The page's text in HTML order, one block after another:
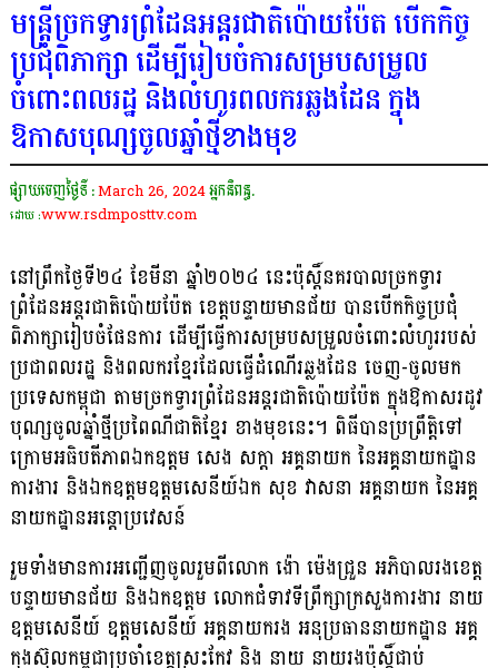
មន្រ្តីច្រកទ្វារព្រំដែនអន្តរជាតិប៉ោយប៉ែត បើកកិច្ច
ប្រជុំពិភាក្សា ដើម្បីរៀបចំការសម្របសម្រួល
ចំពោះពលរដ្ឋ និងលំហូរពលករឆ្លងដែន ក្នុង
ឱកាសបុណ្សចូលឆ្នាំថ្មីខាងមុខ
ផ្សាយចេញថ្ងៃទី :March 26, 2024អ្នកនិពន្ធ.
ដោយ :www.rsdmposttv.com
នៅព្រឹកថ្ងៃទី២៤ ខែមីនា ឆ្នាំ២០២៤ នេះប៉ុស្តិ៍នគរបាលច្រកទ្វារ
ព្រំដែនអន្តរជាតិប៉ោយប៉ែត ខេត្តបន្ទាយមានជ័យ បានបើកកិច្ចប្រជុំ
ពិភាក្សារៀបចំផែនការ ដើម្បីធ្វើការសម្របសម្រួលចំពោះលំហូររបស់
ប្រជាពលរដ្ឋ និងពលករខ្មែរដែលធ្វើដំណើរឆ្លងដែន ចេញ-ចូលមក
ប្រទេសកម្ពុជា តាមច្រកទ្វារព្រំដែនអន្តរជាតិប៉ោយប៉ែត ក្នុងឱកាសរដូវ
បុណ្សចូលឆ្នាំថ្មីប្រពៃណីជាតិខ្មែរ ខាងមុខនេះ។ ពិធីបានប្រព្រឹត្តិទៅ
ក្រោមអធិបតីភាពឯកឧត្ដម សេង សក្ដា អគ្គនាយក នៃអគ្គនាយកដ្ឋាន
ការងារ និងឯកឧត្តមឧត្តមសេនីយ៍ឯក សុខ វាសនា អគ្គនាយក នៃអគ្គ
នាយកដ្ឋានអន្តោប្រវេសន៍
រួមទាំងមាន​ការអញ្ជើញចូលរួមពីលោក ង៉ោ ម៉េងជ្រួន អភិបាលរងខេត្ត
បន្ទាយមានជ័យ និង​ឯកឧត្ដម លោកជំទាវទីព្រឹក្សាក្រសួងការងារ នាយ
ឧត្ដមសេនីយ៍ ឧត្ដមសេនីយ៍ អគ្គនាយករង អនុប្រធាននាយកដ្ឋាន អគ្គ
កុងស៊ុលកម្ពុជាប្រចាំខេត្តស្រះកែវ និង នាយ នាយរងប៉ុស្តិ៍ជាប់